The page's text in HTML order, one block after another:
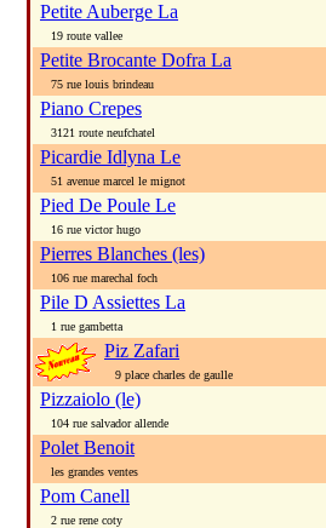
Petite Auberge La
19 route vallee
Petite Brocante Dofra La
75 rue louis brindeau
Piano Crepes
3121 route neufchatel
Picardie Idlyna Le
51 avenue marcel le mignot
Pied De Poule Le
16 rue victor hugo
Pierres Blanches (les)
106 rue marechal foch
Pile D Assiettes La
1 rue gambetta
Piz Zafari
9 place charles de gaulle
Pizzaiolo (le)
104 rue salvador allende
Polet Benoit
les grandes ventes
Pom Canell
2 rue rene coty